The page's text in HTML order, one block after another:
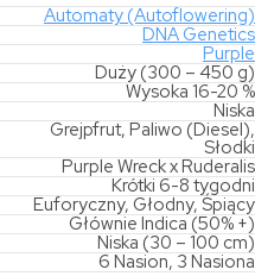
Automaty (Autoflowering)
DNA Genetics
Purple
Duży (300 – 450 g)
Wysoka 16-20 %
Niska
Grejpfrut, Paliwo (Diesel),
Słodki
Purple Wreck x Ruderalis
Krótki 6-8 tygodni
Euforyczny, Głodny, Śpiący
Głównie Indica (50% +)
Niska (30 – 100 cm)
6 Nasion, 3 Nasiona